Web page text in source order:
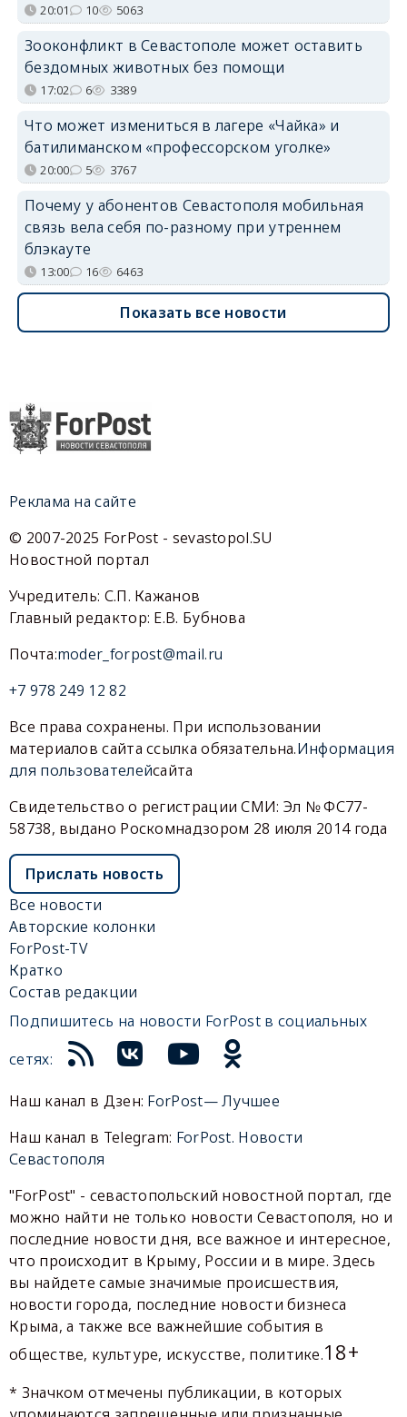
20:01 10 5063
Зооконфликт в Севастополе может оставить
бездомных животных без помощи
17:02 6 3389
Что может измениться в лагере «Чайка» и
батилиманском «профессорском уголке»
20:00 5 3767
Почему у абонентов Севастополя мобильная
связь вела себя по-разному при утреннем
блэкауте
13:00 16 6463
Показать все новости
Реклама на сайте
© 2007-2025 ForPost - sevastopol.SU
Новостной портал
Учредитель: С.П. Кажанов
Главный редактор: Е.В. Бубнова
Почта:moder_forpost@mail.ru
+7 978 249 12 82
Все права сохранены. При использовании
материалов сайта ссылка обязательна.Информация
для пользователейсайта
Свидетельство о регистрации СМИ: Эл № ФС77-
58738, выдано Роскомнадзором 28 июля 2014 года
Прислать новость
Все новости
Авторские колонки
ForPost-TV
Кратко
Состав редакции
Подпишитесь на новости ForPost в социальных
сетях:
Наш канал в Дзен: ForPost— Лучшее
Наш канал в Telegram: ForPost. Новости
Севастополя
"ForPost" - севастопольский новостной портал, где
можно найти не только новости Севастополя, но и
последние новости дня, все важное и интересное,
что происходит в Крыму, России и в мире. Здесь
вы найдете самые значимые происшествия,
новости города, последние новости бизнеса
Крыма, а также все важнейшие события в
обществе, культуре, искусстве, политике.18+
* Значком отмечены публикации, в которых